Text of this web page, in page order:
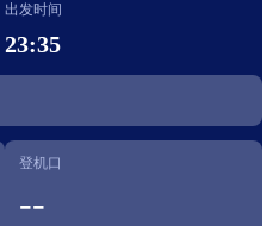
出发时间
23:35
登机口
--